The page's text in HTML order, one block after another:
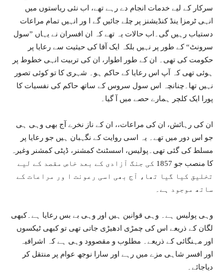
سرکار کے لیے خدمات انجام دے رہے تھے، اب نئی ریاستوں میں
انہی ٹرمزا ینڈ کنڈیشنز پر چلے جائیں گے ا ور انہیں تمام مراعات
دستیاب رہیں گی۔اب حالات یہ تھے کہ ان افسران نے یہاں ”سول
سرونٹ“ کے طور پر نہیں بلکہ ایک آقا کی حیثیت سے رعایا پر
حکومت کی تھی۔ ان کے طور اطوار، ان کی تربیت انہی خطوط پر
ہوئی تھی کہ آپ اس رعایا کے حاکم ہو۔ شہری کا تو کوئی تصور
نہیں تھا۔چنانچہ اس سول سروس کے ساتھ حاکم کی نفسیات کا
پورا ایک کلچر ہمارے حصے میں آ گیا۔
ان کی رہائش، ان کی مراعات،، ان کے ناز نخرے آج بھی وہی ہی
جو اس دور میں تھے۔ یہ اسی روایت کے نگہبان ہیں جو رعایا پر
مسلط کی گئی تھی۔پولیس، اسسٹنٹ کمشنر، ڈپٹی کمشنر وغیرہ
کا منصب جو 1857 کی جنگ آزادی کے بعد خاص مقصد کے لیے
تخلیق کیا گیا تھا، آج بھی اسی رعونت ا ور مراعات کے
ساتھ موجود ہے۔
وہی پولیس ہے۔ وہی قوانین ہیں اور وہی بے بس رعایا ہے۔کبھی
لگان کے ذریعے اس کی چمڑی ادھیڑی جاتی تھی تو کبھی ٹیکسوں
اور مہنگائی کے ذریعے۔ مطلوب و مقصوود وہی ہے کہ اشرافیہ
اور افسر شاہی مزے میں رہے اور سارا نوجھ عوام پر منتقل کر
دیاجائے۔